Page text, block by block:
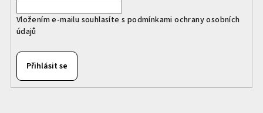
Vložením e-mailu souhlasíte s podmínkami ochrany osobních
údajů
Přihlásit se